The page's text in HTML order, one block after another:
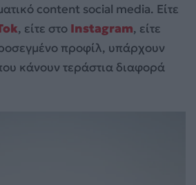
content social media. Είτε
, είτε στο Instagram, είτε
προφίλ, υπάρχουν
κάνουν τεράστια διαφορά